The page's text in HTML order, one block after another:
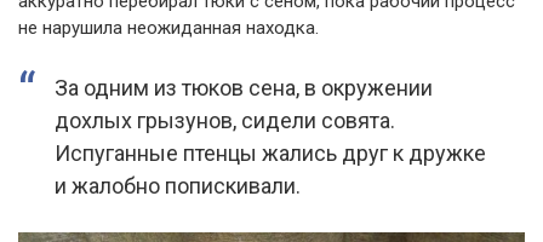
не нарушила неожиданная находка.
За одним из тюков сена, в окружении
дохлых грызунов, сидели совята.
Испуганные птенцы жались друг к дружке
и жалобно попискивали.